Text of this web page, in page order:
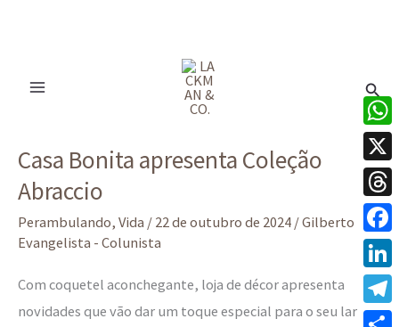
Casa Bonita apresenta Coleção
Abraccio
Perambulando, Vida / 22 de outubro de 2024 /Gilberto
Evangelista - Colunista
Com coquetel aconchegante, loja de décor apresenta
novidades que vão dar um toque especial para o seu lar
Bonita
apresenta
Coleção
Abraccio
X